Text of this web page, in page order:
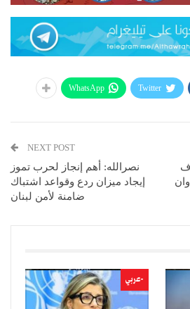
Twitter
WhatsApp
NEXT POST
نصرالله: أهم إنجاز لحرب تموز
إيجاد ميزان ردع وقواعد اشتباك
ضامنة لأمن لبنان
-عربي